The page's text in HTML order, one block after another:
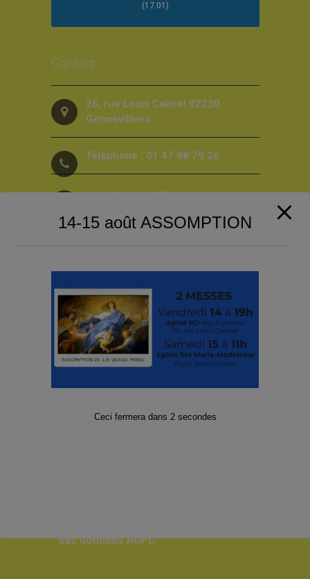
(17.01)
Contact
26, rue Louis Calmel 92230
Gennevilliers
Téléphone : 01 47 98 79 26
secret.pargen@free.fr
!
Facebook TwitterInstagram
des données RGPD
14-15 août ASSOMPTION
Ceci fermera dans 1secondes